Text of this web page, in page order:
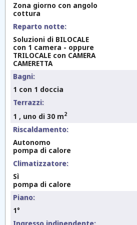
Zona giorno con angolo
cottura
Reparto notte:
Soluzioni di BILOCALE
con 1 camera - oppure
TRILOCALE con CAMERA
CAMERETTA
Bagni:
1 con 1 doccia
Terrazzi:
1 , uno di 30 m2
Riscaldamento:
Autonomo
pompa di calore
Climatizzatore:
Sì
pompa di calore
Piano:
1°